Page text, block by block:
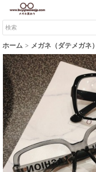
ホーム メガネ（ダテメガネ）